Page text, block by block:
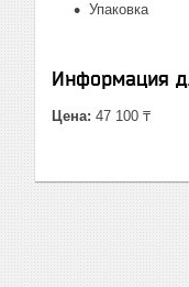
Упаковка
Информация
Цена: 47 100 ₸